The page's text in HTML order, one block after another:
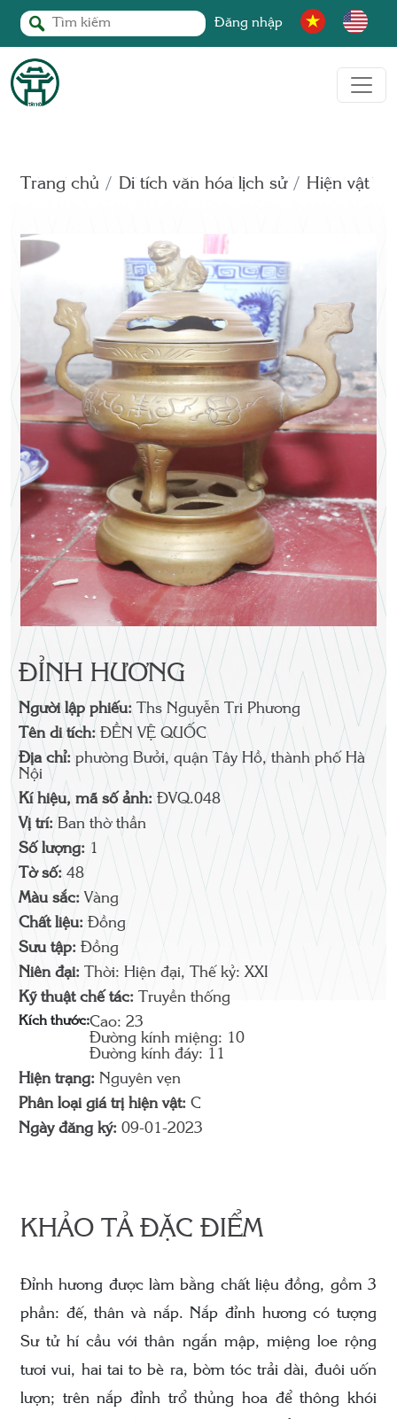
Đăng nhập
Trang chủ Di tích văn hóa lịch sử Hiện vật
ĐỈNH HƯƠNG
Người lập phiếu: Ths Nguyễn Tri Phương
Tên di tích:ĐỀN VỆ QUỐC
Địa chỉ:phường Bưởi, quận Tây Hồ, thành phố Hà
Nội
Kí hiệu, mã số ảnh:ĐVQ.048
Vị trí:Ban thờ thần
Số lượng: 1
Tờ số:48
Màu sắc:Vàng
Chất liệu:Đồng
Sưu tập:Đồng
Niên đại: Thời: Hiện đại, Thế kỷ: XXI
Kỹ thuật chế tác: Truyền thống
Kích thước:Cao: 23
Đường kính miệng: 10
Đường kính đáy: 11
Hiện trạng:Nguyên vẹn
Phân loại giá trị hiện vật:C
Ngày đăng ký:09-01-2023
KHẢO TẢ ĐẶC ĐIỂM
Đỉnh hương được làm bằng chất liệu đồng, gồm 3
phần: đế, thân và nắp. Nắp đỉnh hương có tượng
Sư tử hí cầu với thân ngắn mập, miệng loe rộng
tươi vui, hai tai to bè ra, bờm tóc trải dài, đuôi uốn
lượn; trên nắp đỉnh trổ thủng hoa để thông khói